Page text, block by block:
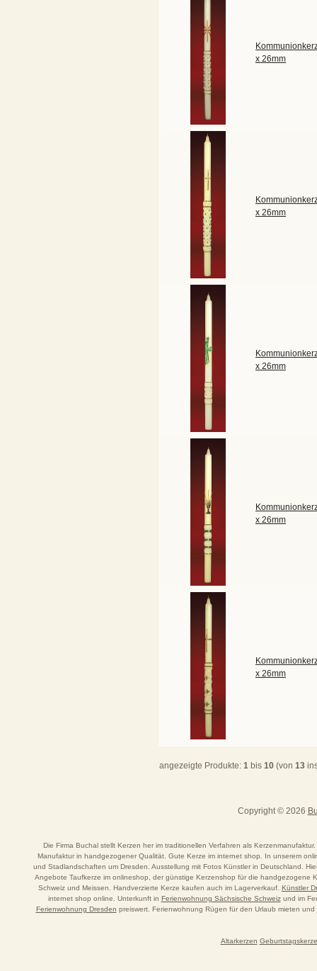
x 26mm
x 26mm
x 26mm
x 26mm
x 26mm
angezeigte Produkte: 1 bis 10 (von 13
Copyright © 2026
Die Firma Buchal stellt Kerzen her im traditionellen Verfahren als
Manufaktur in handgezogener Qualität. Gute Kerze im internet shop. In unserem
und Stadlandschaften um Dresden. Ausstellung mit Fotos Künstler in Deutschland.
Angebote Taufkerze im onlineshop, der günstige Kerzenshop für die handgezogene
Schweiz und Meissen. Handverzierte Kerze kaufen auch im Lagerverkauf. Künstler
internet shop online. Unterkunft in Ferienwohnung Sächsische Schweizund im
Ferienwohnung Dresden preiswert. Ferienwohnung Rügen für den Urlaub mieten und
Altarkerzen